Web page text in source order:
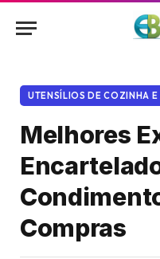
UTENSÍLIOS DE COZINHA
Melhores
Compras